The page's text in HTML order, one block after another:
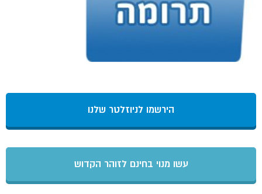
הירשמו לניוזלטר שלנו
עשו מנוי בחינם לזוהר הקדוש